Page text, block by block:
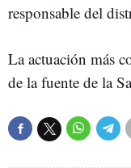
responsable del
La actuación más
de la fuente de la